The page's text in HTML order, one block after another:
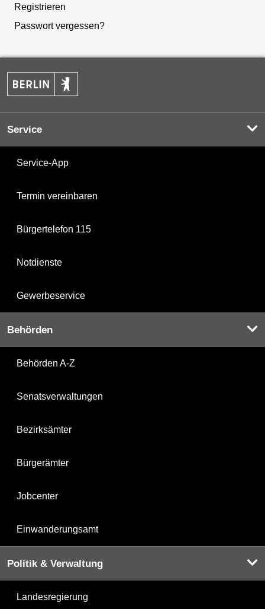
Registrieren
Passwort vergessen?
Service
Service-App
Termin vereinbaren
Bürgertelefon 115
Notdienste
Gewerbeservice
Behörden
Behörden A-Z
Senatsverwaltungen
Bezirksämter
Bürgerämter
Jobcenter
Einwanderungsamt
Politik & Verwaltung
Landesregierung